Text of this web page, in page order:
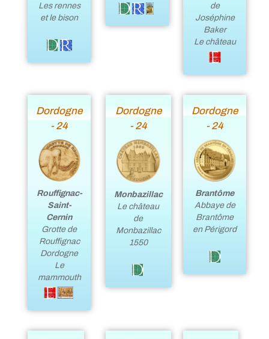
Les rennes
et le bison
de
Joséphine
Baker
Le château
Dordogne
- 24
Rouffignac-
Saint-
Cernin
Grotte de
Rouffignac
Dordogne
Le
mammouth
Dordogne
- 24
Monbazillac
Le château
de
Monbazillac
1550
Dordogne
- 24
Brantôme
Abbaye de
Brantôme
en Périgord